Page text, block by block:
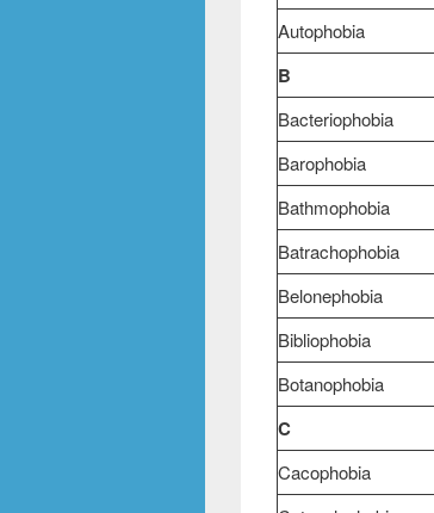
Autophobia
B
Bacteriophobia
Barophobia
Bathmophobia
Batrachophobia
Belonephobia
Bibliophobia
Botanophobia
C
Cacophobia